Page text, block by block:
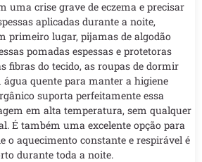
uma crise grave de eczema e precisar
aplicadas durante a noite,
primeiro lugar, pijamas de algodão
pomadas espessas e protetoras
fibras do tecido, as roupas de dormir
água quente para manter a higiene
suporta perfeitamente essa
em alta temperatura, sem qualquer
É também uma excelente opção para
o aquecimento constante e respirável é
durante toda a noite.